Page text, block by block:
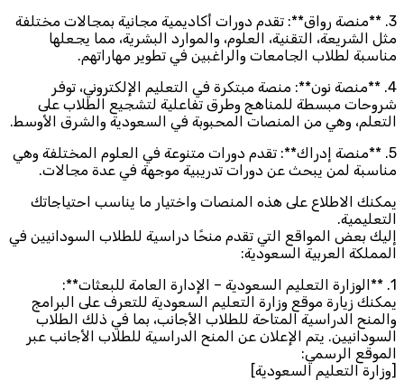
3. **منصة رواق**: تقدم دورات أكاديمية مجانية بمجالات مختلفة
مثل الشريعة، التقنية، العلوم، والموارد البشرية، مما يجعلها
مناسبة لطلاب الجامعات والراغبين في تطوير مهاراتهم.
4. **منصة نون**: منصة مبتكرة في التعليم الإلكتروني، توفر
شروحات مبسطة للمناهج وطرق تفاعلية لتشجيع الطلاب على
التعلم، وهي من المنصات المحبوبة في السعودية والشرق الأوسط.
5. **منصة إدراك**: تقدم دورات متنوعة في العلوم المختلفة وهي
مناسبة لمن يبحث عن دورات تدريبية موجهة في عدة مجالات.
يمكنك الاطلاع على هذه المنصات واختيار ما يناسب احتياجاتك
التعليمية.
إليك بعض المواقع التي تقدم منحًا دراسية للطلاب السودانيين في
المملكة العربية السعودية:
1. **الوزارة التعليم السعودية – الإدارة العامة للبعثات**:
يمكنك زيارة موقع وزارة التعليم السعودية للتعرف على البرامج
والمنح الدراسية المتاحة للطلاب الأجانب، بما في ذلك الطلاب
السودانيين. يتم الإعلان عن المنح الدراسية للطلاب الأجانب عبر
الموقع الرسمي:
[وزارة التعليم السعودية]